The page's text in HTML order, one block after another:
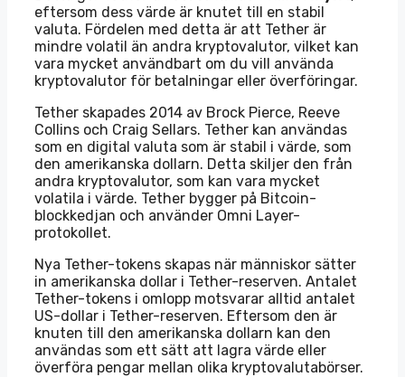
eftersom dess värde är knutet till en stabil
valuta. Fördelen med detta är att Tether är
mindre volatil än andra kryptovalutor, vilket kan
vara mycket användbart om du vill använda
kryptovalutor för betalningar eller överföringar.
Tether skapades 2014 av Brock Pierce, Reeve
Collins och Craig Sellars. Tether kan användas
som en digital valuta som är stabil i värde, som
den amerikanska dollarn. Detta skiljer den från
andra kryptovalutor, som kan vara mycket
volatila i värde. Tether bygger på Bitcoin-
blockkedjan och använder Omni Layer-
protokollet.
Nya Tether-tokens skapas när människor sätter
in amerikanska dollar i Tether-reserven. Antalet
Tether-tokens i omlopp motsvarar alltid antalet
US-dollar i Tether-reserven. Eftersom den är
knuten till den amerikanska dollarn kan den
användas som ett sätt att lagra värde eller
överföra pengar mellan olika kryptovalutabörser.